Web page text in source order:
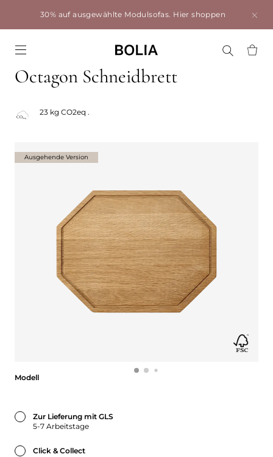
30% auf ausgewählte Modulsofas. Hier shoppen
Octagon Schneidbrett
23 kg CO2eq .
Modell
Zur Lieferung mit GLS
5-7 Arbeitstage
Click & Collect
Ausgehende Version